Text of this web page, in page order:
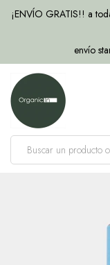
¡ENVÍO GRATIS!! a
envío